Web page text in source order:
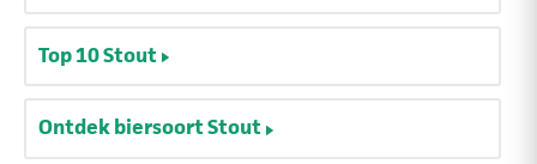
Top 10 Stout
Ontdek biersoort Stout